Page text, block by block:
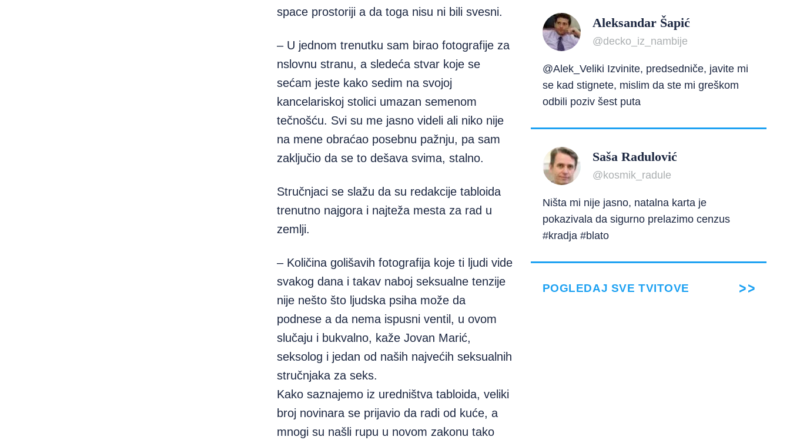
space prostoriji a da toga nisu ni bili svesni.
– U jednom trenutku sam birao fotografije za
nslovnu stranu, a sledeća stvar koje se
sećam jeste kako sedim na svojoj
kancelariskoj stolici umazan semenom
tečnošću. Svi su me jasno videli ali niko nije
na mene obraćao posebnu pažnju, pa sam
zaključio da se to dešava svima, stalno.
Stručnjaci se slažu da su redakcije tabloida
trenutno najgora i najteža mesta za rad u
zemlji.
– Količina golišavih fotografija koje ti ljudi vide
svakog dana i takav naboj seksualne tenzije
nije nešto što ljudska psiha može da
podnese a da nema ispusni ventil, u ovom
slučaju i bukvalno, kaže Jovan Marić,
seksolog i jedan od naših najvećih seksualnih
stručnjaka za seks.
Kako saznajemo iz uredništva tabloida, veliki
broj novinara se prijavio da radi od kuće, a
mnogi su našli rupu u novom zakonu tako
Aleksandar Šapić
@decko_iz_nambije
@Alek_Veliki Izvinite, predsedniče, javite mi
se kad stignete, mislim da ste mi greškom
odbili poziv šest puta
Saša Radulović
@kosmik_radule
Ništa mi nije jasno, natalna karta je
pokazivala da sigurno prelazimo cenzus
#kradja #blato
POGLEDAJ SVE TVITOVE